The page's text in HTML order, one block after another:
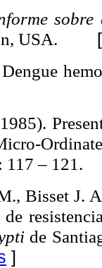
USA.
117 – 121.
Bisset J.
de
]